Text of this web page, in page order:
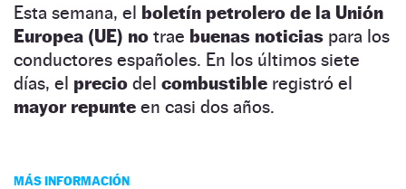
Esta semana, el boletín petrolero de la Unión
Europea (UE) no trae buenas noticias para los
conductores españoles. En los últimos siete
días, el precio del combustible registró el
mayor repunte en casi dos años.
MÁS INFORMACIÓN